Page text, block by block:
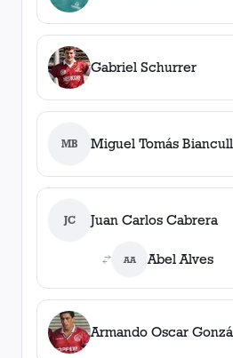
Gabriel Schurrer
MB Miguel Tomás
JC Juan Carlos Cabrera
AA Abel Alves
Armando Oscar